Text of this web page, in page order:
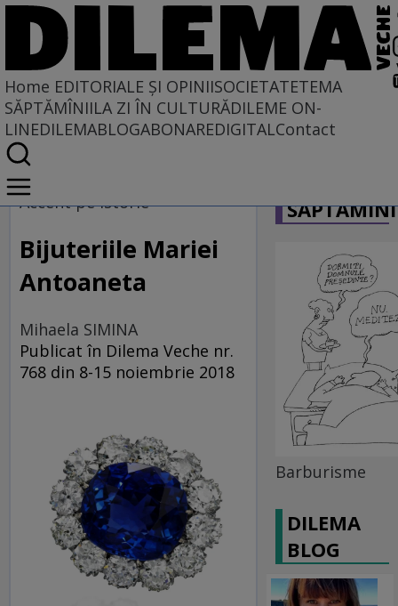
Home EDITORIALE ȘI OPINIISOCIETATETEMA
SĂPTĂMÎNIILA ZI ÎN CULTURĂDILEME ON-
LINEDILEMABLOGABONAREDIGITALContact
Home
EDITORIALE ȘI OPINII
TÎLC SHOW
Accent pe istorie
Bijuteriile Mariei
Antoaneta
Mihaela SIMINA
Publicat în Dilema Veche nr.
768 din 8-15 noiembrie 2018
Barburisme
DILEMA
BLOG